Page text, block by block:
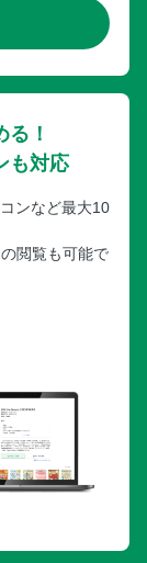
！
も対応
ンなど最大10
閲覧も可能で